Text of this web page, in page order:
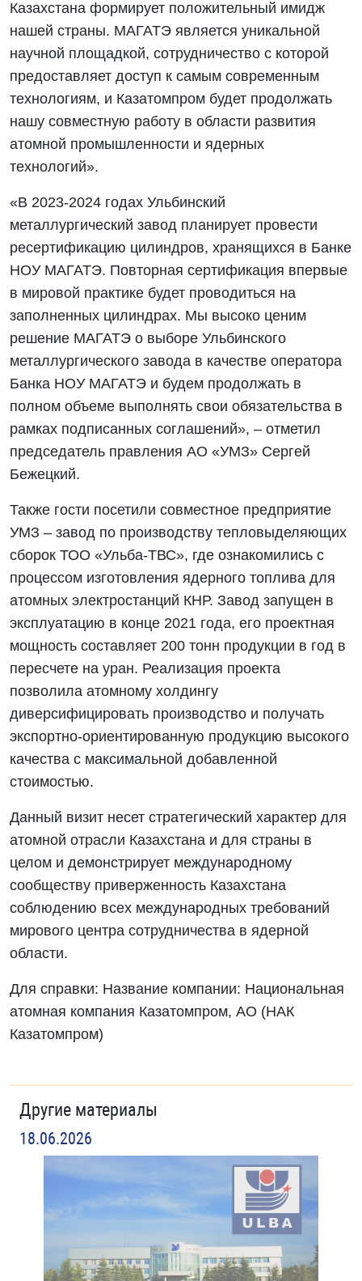
Казахстана формирует положительный имидж
нашей страны. МАГАТЭ является уникальной
научной площадкой, сотрудничество с которой
предоставляет доступ к самым современным
технологиям, и Казатомпром будет продолжать
нашу совместную работу в области развития
атомной промышленности и ядерных
технологий».
«В 2023-2024 годах Ульбинский
металлургический завод планирует провести
ресертификацию цилиндров, хранящихся в Банке
НОУ МАГАТЭ. Повторная сертификация впервые
в мировой практике будет проводиться на
заполненных цилиндрах. Мы высоко ценим
решение МАГАТЭ о выборе Ульбинского
металлургического завода в качестве оператора
Банка НОУ МАГАТЭ и будем продолжать в
полном объеме выполнять свои обязательства в
рамках подписанных соглашений», – отметил
председатель правления АО «УМЗ» Сергей
Бежецкий.
Также гости посетили совместное предприятие
УМЗ – завод по производству тепловыделяющих
сборок ТОО «Ульба-ТВС», где ознакомились с
процессом изготовления ядерного топлива для
атомных электростанций КНР. Завод запущен в
эксплуатацию в конце 2021 года, его проектная
мощность составляет 200 тонн продукции в год в
пересчете на уран. Реализация проекта
позволила атомному холдингу
диверсифицировать производство и получать
экспортно-ориентированную продукцию высокого
качества с максимальной добавленной
стоимостью.
Данный визит несет стратегический характер для
атомной отрасли Казахстана и для страны в
целом и демонстрирует международному
сообществу приверженность Казахстана
соблюдению всех международных требований
мирового центра сотрудничества в ядерной
области.
Для справки: Название компании: Национальная
атомная компания Казатомпром, АО (НАК
Казатомпром)
Другие материалы
18.06.2026